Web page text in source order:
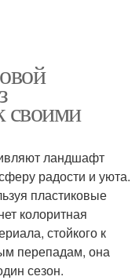
своими
ландшафт
радости и уюта.
пластиковые
колоритная
стойкого к
перепадам, она
сезон.